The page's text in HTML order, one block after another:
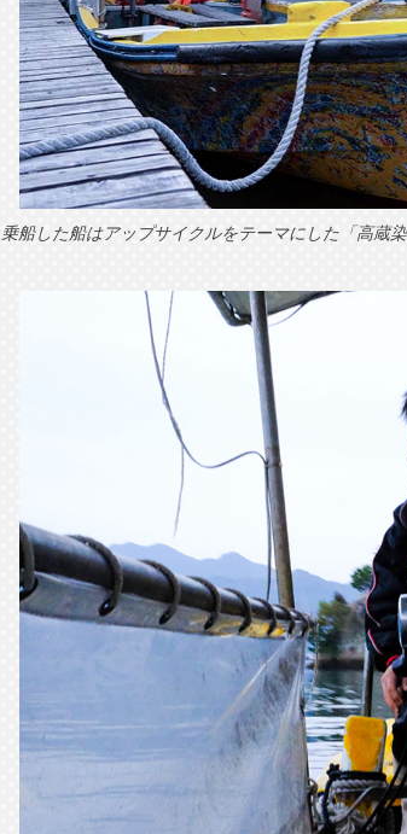
乗船した船はアップサイクルをテーマにした「高蔵